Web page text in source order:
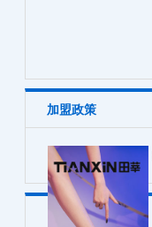
加盟政策